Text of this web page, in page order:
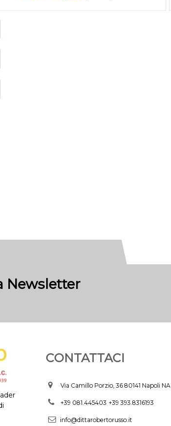
Newsletter
CONTATTACI
Via Camillo Porzio, 36 80141 Napoli NA
+39 081.445403 +39 393.8316193
info@dittarobertorusso.it